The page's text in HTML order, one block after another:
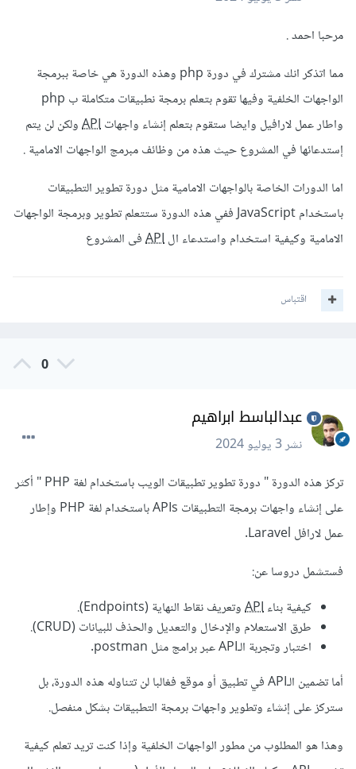
مرحبا احمد .
مما اتذكر انك مشترك في دورة php وهذه الدورة هي خاصة ببرمجة
الواجهات الخلفية وفيها تقوم بتعلم برمجة نطبيقات متكاملة ب php
واطار عمل لارافيل وايضا ستقوم بتعلم إنشاء واجهاتAPIولكن لن يتم
إستدعائها في المشروع حيث هذه من وظائف مبرمج الواجهات الامامية .
اما الدورات الخاصة بالواجهات الامامية مثل دورة تطوير التطبيقات
باستخدام JavaScript ففي هذه الدورة ستتعلم تطوير وبرمجة الواجهات
الامامية وكيفية استخدام واستدعاء الAPIفى المشروع
اقتباس
0
عبدالباسط ابراهيم
نشر3 يوليو 2024
تركز هذه الدورة " دورة تطوير تطبيقات الويب باستخدام لغة PHP " أكثر
على إنشاء واجهات برمجة التطبيقات APIs باستخدام لغة PHP وإطار
عمل لارافل Laravel.
فستشمل دروسا عن:
كيفية بناءAPIوتعريف نقاط النهاية (Endpoints).
طرق الاستعلام والإدخال والتعديل والحذف للبيانات (CRUD).
اختبار وتجربة الـAPI عبر برامج مثل postman.
أما تضمين الـAPI في تطبيق أو موقع فغالبا لن تتناوله هذه الدورة، بل
ستركز على إنشاء وتطوير واجهات برمجة التطبيقات بشكل منفصل.
وهذا هو المطلوب من مطور الواجهات الخلفية وإذا كنت تريد تعلم كيفية